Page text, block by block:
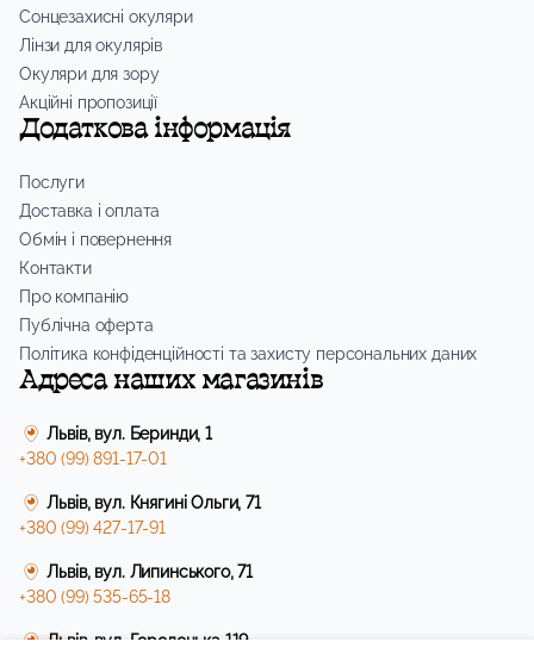
Сонцезахисні окуляри
Лінзи для окулярів
Окуляри для зору
Акційні пропозиції
Додаткова інформація
Послуги
Доставка і оплата
Обмін і повернення
Контакти
Про компанію
Публічна оферта
Політика конфіденційності та захисту персональних даних
Адреса наших магазинів
Львів, вул. Беринди, 1
+380 (99) 891-17-01
Львів, вул. Княгині Ольги, 71
+380 (99) 427-17-91
Львів, вул. Липинського, 71
+380 (99) 535-65-18
Львів, вул. Городоцька 119